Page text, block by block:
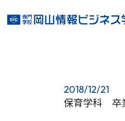
2018/12/21
保育学科 卒